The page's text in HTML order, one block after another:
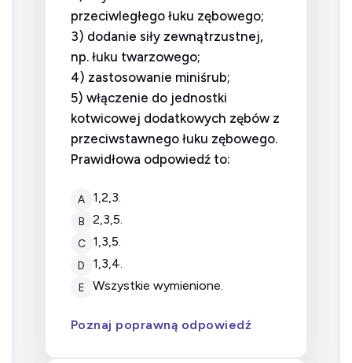
przeciwległego łuku zębowego;
3) dodanie siły zewnątrzustnej,
np. łuku twarzowego;
4) zastosowanie miniśrub;
5) włączenie do jednostki
kotwicowej dodatkowych zębów z
przeciwstawnego łuku zębowego.
Prawidłowa odpowiedź to:
A 1,2,3.
B 2,3,5.
C 1,3,5.
D 1,3,4.
E wszystkie wymienione.
Poznaj poprawną odpowiedź